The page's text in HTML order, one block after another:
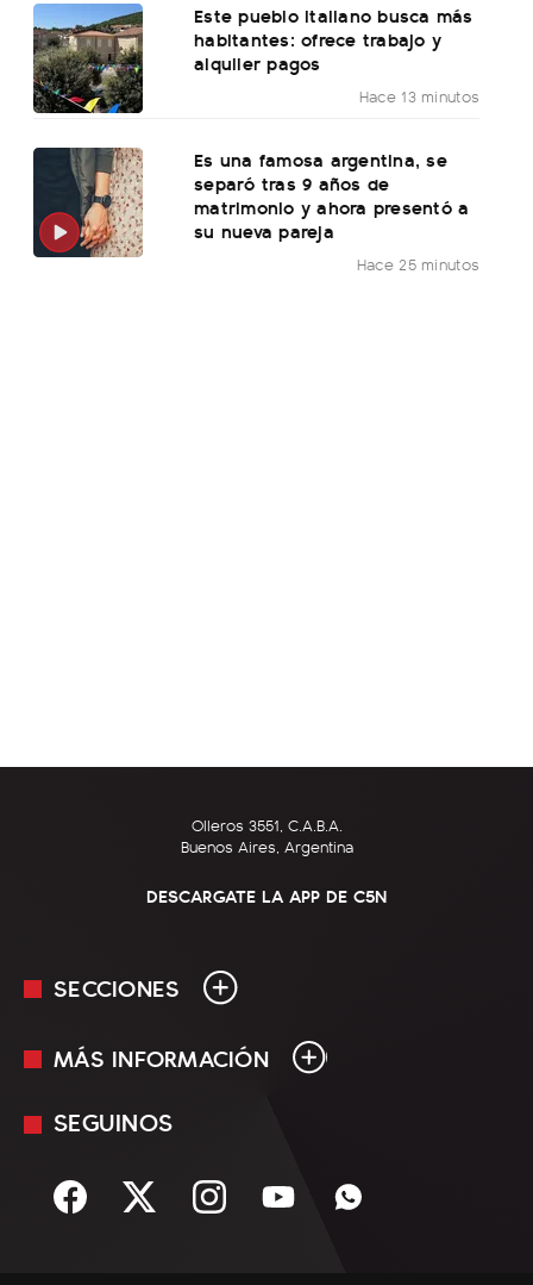
Este pueblo italiano busca más
habitantes: ofrece trabajo y
alquiler pagos
Hace 13 minutos
Es una famosa argentina, se
separó tras 9 años de
matrimonio y ahora presentó a
su nueva pareja
Hace 25 minutos
Olleros 3551, C.A.B.A.
Buenos Aires, Argentina
DESCARGATE LA APP DE C5N
SECCIONES
En Vivo
Sociedad
MÁS INFORMACIÓN
Mediakit
Términos y condiciones
SEGUINOS